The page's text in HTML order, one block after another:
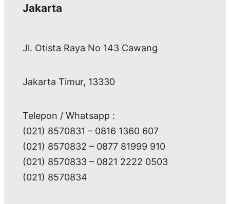
Jakarta
Jl. Otista Raya No 143 Cawang
Jakarta Timur, 13330
Telepon / Whatsapp :
(021) 8570831 – 0816 1360 607
(021) 8570832 – 0877 81999 910
(021) 8570833 – 0821 2222 0503
(021) 8570834